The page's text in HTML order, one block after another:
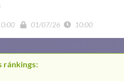
01/07/26 10:00
ránkings: